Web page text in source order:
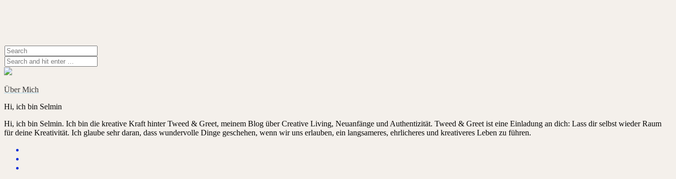
Über Mich
Hi, ich bin Selmin
Hi, ich bin Selmin. Ich bin die kreative Kraft hinter Tweed & Greet, meinem Blog über Creative Living, Neuanfänge und Authentizität. Tweed & Greet ist eine Einladung an dich: Lass dir selbst wieder Raum
für deine Kreativität. Ich glaube sehr daran, dass wundervolle Dinge geschehen, wenn wir uns erlauben, ein langsameres, ehrlicheres und kreativeres Leben zu führen.